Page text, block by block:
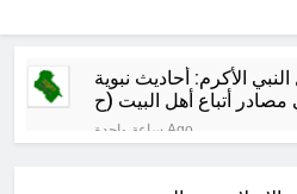
الأكرم: أحاديث نبوية
مصادر أتباع أهل البيت (ح
16)
ساعة واحدة Ago